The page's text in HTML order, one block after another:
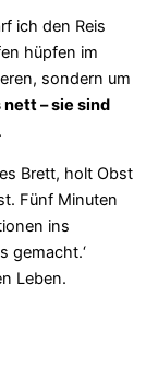
ich den Reis
hüpfen im
sondern um
– sie sind
Brett, holt Obst
Fünf Minuten
ins
gemacht.‘
Leben.